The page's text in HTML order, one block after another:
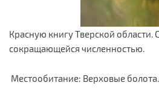
Красную книгу Тверской области.
сокращающейся численностью.
Местообитание: Верховые